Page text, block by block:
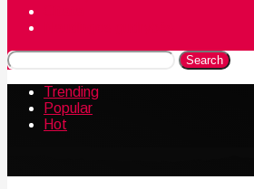
Search
Trending
Popular
Hot